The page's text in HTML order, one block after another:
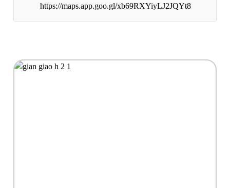
https://maps.app.goo.gl/xb69RXYiyLJ2JQYt8